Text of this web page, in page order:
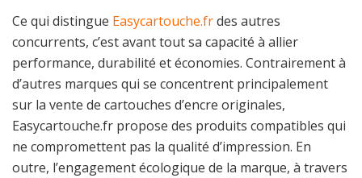
Ce qui distingue Easycartouche.frdes autres
concurrents, c’est avant tout sa capacité à allier
performance, durabilité et économies. Contrairement à
d’autres marques qui se concentrent principalement
sur la vente de cartouches d’encre originales,
Easycartouche.fr propose des produits compatibles qui
ne compromettent pas la qualité d’impression. En
outre, l’engagement écologique de la marque, à travers